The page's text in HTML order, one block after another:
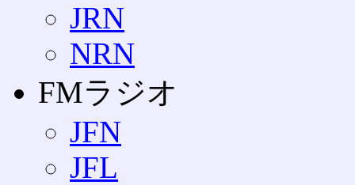
JRN
NRN
FMラジオ
JFN
JFL